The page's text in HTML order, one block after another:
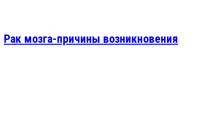
Рак мозга-причины возникновения